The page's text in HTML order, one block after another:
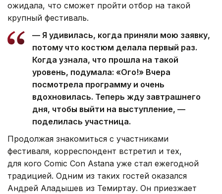
ожидала, что сможет пройти отбор на такой
крупный фестиваль.
— Я удивилась, когда приняли мою заявку,
потому что костюм делала первый раз.
Когда узнала, что прошла на такой
уровень, подумала: «Ого!» Вчера
посмотрела программу и очень
вдохновилась. Теперь жду завтрашнего
дня, чтобы выйти на выступление, —
поделилась участница.
Продолжая знакомиться с участниками
фестиваля, корреспондент встретил и тех,
для кого Comic Con Astana уже стал ежегодной
традицией. Одним из таких гостей оказался
Андрей Аладышев из Темиртау. Он приезжает